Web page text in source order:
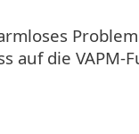
auf die VAPM-